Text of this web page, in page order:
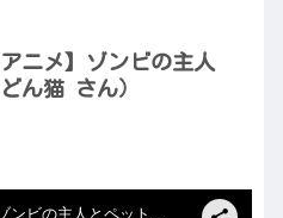
ニメ】ゾンビの主人
ん猫 さん）